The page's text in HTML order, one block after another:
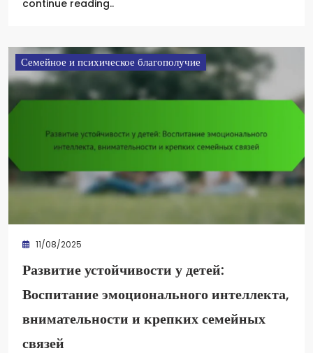
continue reading..
Семейное и психическое благополучие
11/08/2025
Развитие устойчивости у детей:
Воспитание эмоционального интеллекта,
внимательности и крепких семейных
связей